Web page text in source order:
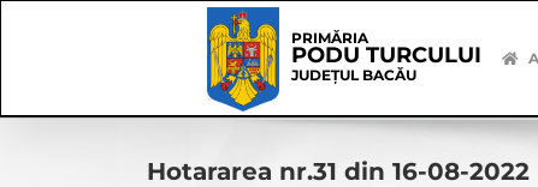
PRIMĂRIA
PODU TURCULUI
JUDEȚUL BACĂU
Hotararea nr.31 din 16-08-2022